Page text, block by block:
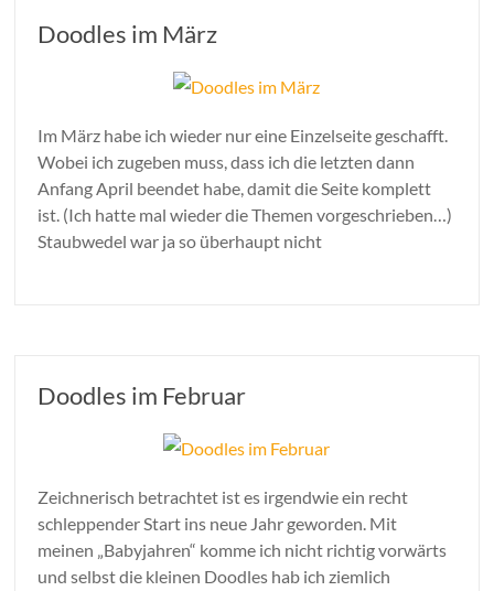
Doodles im März
Im März habe ich wieder nur eine Einzelseite geschafft.
Wobei ich zugeben muss, dass ich die letzten dann
Anfang April beendet habe, damit die Seite komplett
ist. (Ich hatte mal wieder die Themen vorgeschrieben…)
Staubwedel war ja so überhaupt nicht
Doodles im Februar
Zeichnerisch betrachtet ist es irgendwie ein recht
schleppender Start ins neue Jahr geworden. Mit
meinen „Babyjahren“ komme ich nicht richtig vorwärts
und selbst die kleinen Doodles hab ich ziemlich